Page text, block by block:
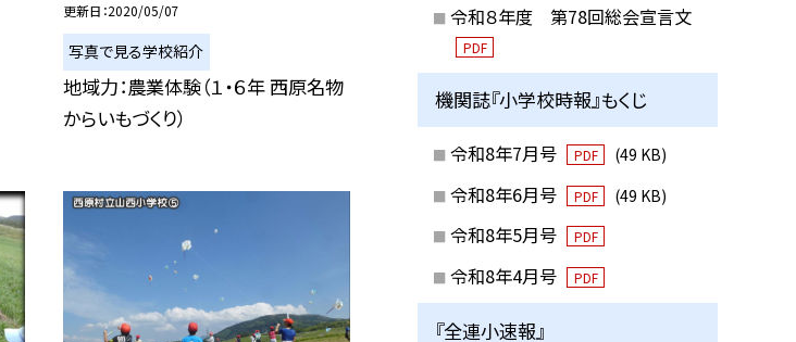
更新日 2020/05/07
写真で見る学校紹介
地域力：農業体験（１・６年 西原名物
からいもづくり）
令和８年度 第78回総会宣言文
PDF
機関誌『小学校時報』もくじ
令和8年7月号 PDF (49 KB)
令和8年6月号 PDF (49 KB)
令和8年5月号 PDF
令和8年4月号 PDF
『全連小速報』